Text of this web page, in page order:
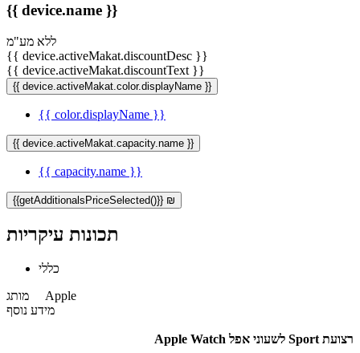
{{ device.name }}
ללא מע"מ
{{ device.activeMakat.discountDesc }}
{{ device.activeMakat.discountText }}
{{ device.activeMakat.color.displayName }}
{{ color.displayName }}
{{ device.activeMakat.capacity.name }}
{{ capacity.name }}
{{getAdditionalsPriceSelected()}} ₪
תכונות עיקריות
כללי
מותג Apple
מידע נוסף
רצועת Sport לשעוני אפל Apple Watch